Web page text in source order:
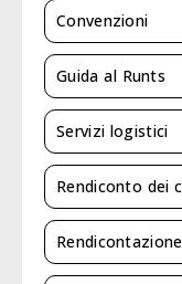
Convenzioni
Guida al Runts
Servizi logistici
Rendiconto dei